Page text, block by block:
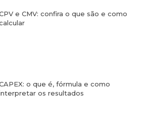
e CMV: confira o que são e como
o que é, fórmula e como
os resultados